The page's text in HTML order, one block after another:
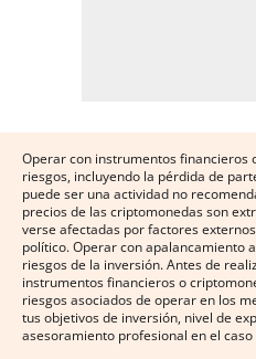
Operar con instrumentos financieros
riesgos, incluyendo la pérdida de
puede ser una actividad no
precios de las criptomonedas son
verse afectadas por factores
político. Operar con apalancamiento
riesgos de la inversión. Antes de
instrumentos financieros o
riesgos asociados de operar en los
tus objetivos de inversión, nivel de
asesoramiento profesional en el